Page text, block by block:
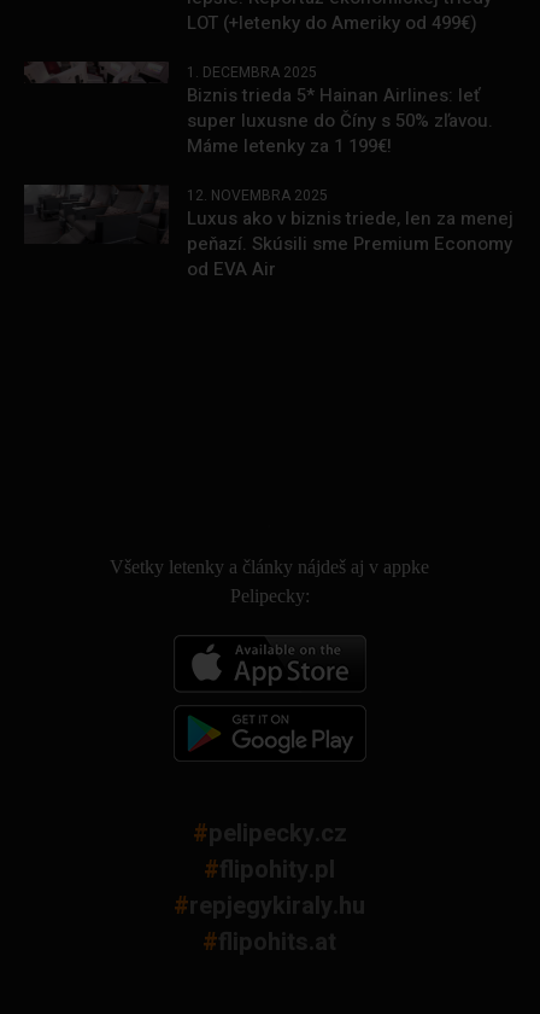
LOT (+letenky do Ameriky od 499€)
1. DECEMBRA 2025
Biznis trieda 5* Hainan Airlines: leť
super luxusne do Číny s 50% zľavou.
Máme letenky za 1 199€!
12. NOVEMBRA 2025
Luxus ako v biznis triede, len za menej
peňazí. Skúsili sme Premium Economy
od EVA Air
Všetky letenky a články nájdeš aj v appke
Pelipecky:
#pelipecky.cz
#flipohity.pl
#repjegykiraly.hu
#flipohits.at